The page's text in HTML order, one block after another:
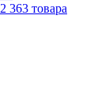
2 363 товара